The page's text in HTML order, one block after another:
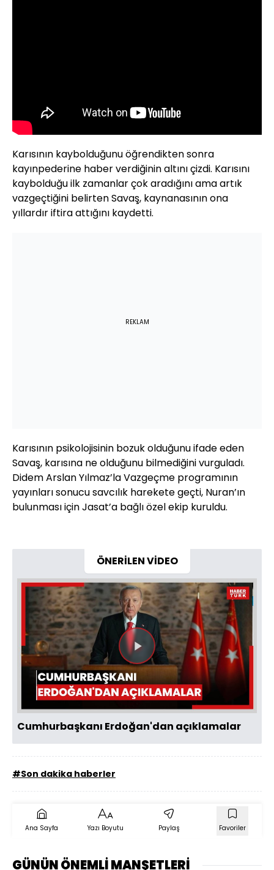
Karısının kaybolduğunu öğrendikten sonra
kayınpederine haber verdiğinin altını çizdi. Karısını
kaybolduğu ilk zamanlar çok aradığını ama artık
vazgeçtiğini belirten Savaş, kaynanasının ona
yıllardır iftira attığını kaydetti.
REKLAM
Karısının psikolojisinin bozuk olduğunu ifade eden
Savaş, karısına ne olduğunu bilmediğini vurguladı.
Didem Arslan Yılmaz’la Vazgeçme programının
yayınları sonucu savcılık harekete geçti, Nuran’ın
bulunması için Jasat’a bağlı özel ekip kuruldu.
ÖNERİLEN VİDEO
Videoyu
Oynat
Cumhurbaşkanı Erdoğan'dan açıklamalar
#Son dakika haberler
Ana Sayfa Yazı Boyutu Paylaş Favoriler
GÜNÜN ÖNEMLİ MANŞETLERİ